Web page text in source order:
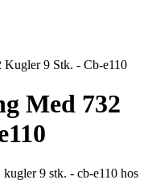
9 Stk. - Cb-e110
Med 732
9 stk. - cb-e110 hos